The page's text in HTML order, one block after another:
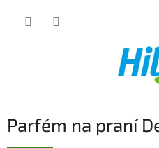
Parfém na praní